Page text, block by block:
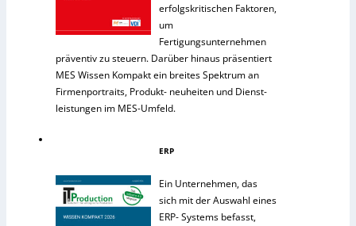
erfolgskritischen Faktoren,
um
Fertigungsunternehmen
präventiv zu steuern. Darüber hinaus präsentiert
MES Wissen Kompakt ein breites Spektrum an
Firmenportraits, Produkt- neuheiten und Dienst-
leistungen im MES-Umfeld.
ERP
Ein Unternehmen, das
sich mit der Auswahl eines
ERP- Systems befasst,